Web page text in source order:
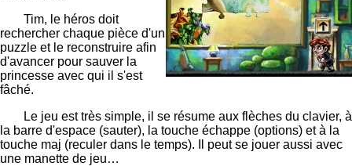
Tim, le héros doit
rechercher chaque pièce d'un
puzzle et le reconstruire afin
d'avancer pour sauver la
princesse avec qui il s'est
fâché.
Le jeu est très simple, il se résume aux flèches du clavier, à
la barre d'espace (sauter), la touche échappe (options) et à la
touche maj (reculer dans le temps). Il peut se jouer aussi avec
une manette de jeu…